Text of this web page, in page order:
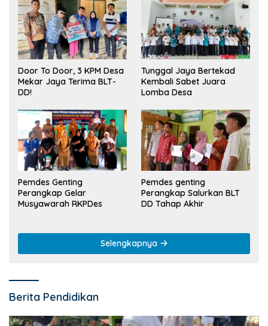
Door To Door, 3 KPM Desa
Mekar Jaya Terima BLT-
DD!
Tunggal Jaya Bertekad
Kembali Sabet Juara
Lomba Desa
Pemdes Genting
Perangkap Gelar
Musyawarah RKPDes
Pemdes genting
Perangkap Salurkan BLT
DD Tahap Akhir
Selengkapnya
Berita Pendidikan